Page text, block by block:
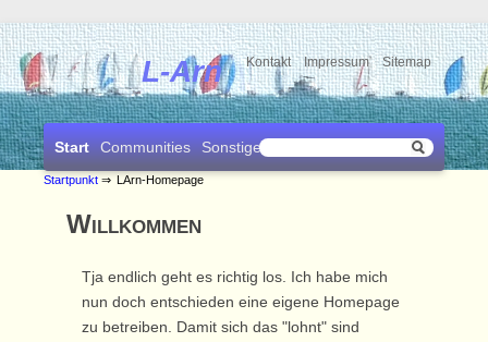
L-Arn Kontakt Impressum Sitemap
Start Communities Sonstiges
Startpunkt ⇒ LArn-Homepage
Willkommen
Tja endlich geht es richtig los. Ich habe mich
nun doch entschieden eine eigene Homepage
zu betreiben. Damit sich das "lohnt" sind